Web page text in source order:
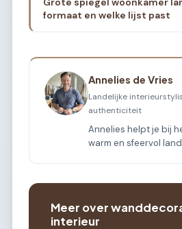
formaat en welke lijst past
Annelies de Vries
Landelijke
authenticiteit
Annelies helpt je bij
warm en sfeervol
Meer over
interieur